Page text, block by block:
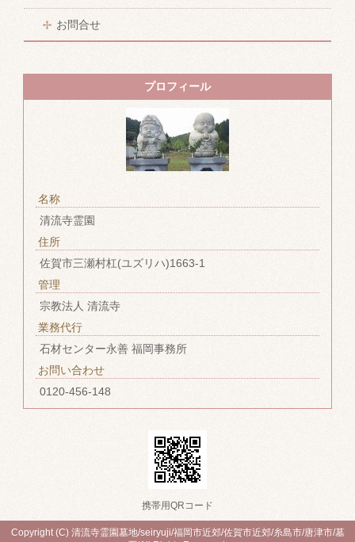
お問合せ
プロフィール
名称
清流寺霊園
住所
佐賀市三瀬村杠(ユズリハ)1663-1
管理
宗教法人 清流寺
業務代行
石材センター永善 福岡事務所
お問い合わせ
0120-456-148
携帯用QRコード
Copyright (C) 清流寺霊園墓地/seiryuji/福岡市近郊/佐賀市近郊/糸島市/唐津市/墓